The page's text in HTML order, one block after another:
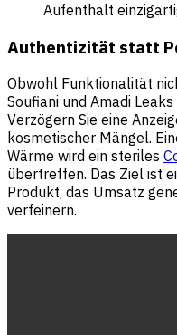
Aufenthalt
Authentizität statt
Obwohl Funktionalität
Soufiani und Amadi
Verzögern Sie eine
kosmetischer Mängel.
Wärme wird ein steriles
übertreffen. Das Ziel ist
Produkt, das Umsatz
verfeinern.